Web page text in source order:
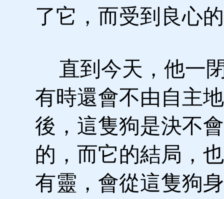
了它，而受到良心
直到今天，他一
有時還會不由自主
後，這隻狗是決不
的，而它的結局，
有靈，會從這隻狗